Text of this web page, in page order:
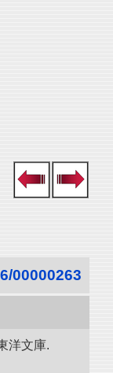
00000263
洋文庫.